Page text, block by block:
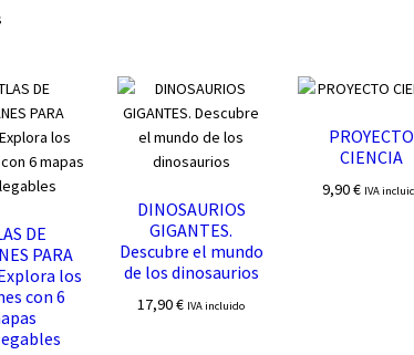
últimos
DE
PARA
los
con 6
DINOSAURIOS
GIGANTES.
Descubre el mundo
de los dinosaurios
17,90€ IVA incluido
PROYECTO
CIENCIA
9,90€ IVA